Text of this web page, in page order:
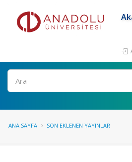
Ara
ANA SAYFA SON EKLENEN YAYINLAR